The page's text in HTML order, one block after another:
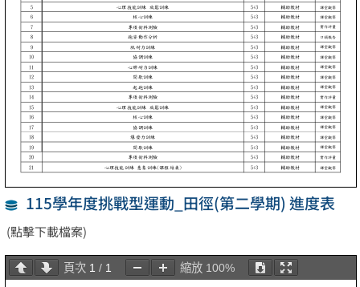
115學年度挑戰型運動_田徑(第二學期) 進度表
(點擊下載檔案)
頁次 1 / 1 縮放 100%